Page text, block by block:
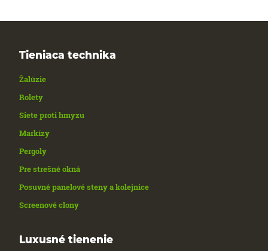
Tieniaca technika
Žalúzie
Rolety
Siete proti hmyzu
Markízy
Pergoly
Pre strešné okná
Posuvné panelové steny a kolejnice
Screenové clony
Luxusné tienenie